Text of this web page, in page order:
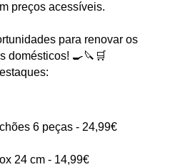
preços acessíveis.
para renovar os
domésticos! 🍳🔪🛒
6 peças - 24,99€
24 cm - 14,99€